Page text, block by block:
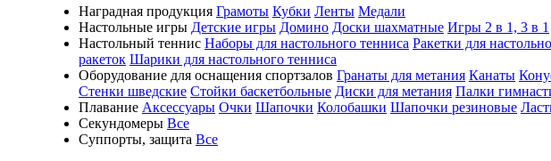
Наградная продукция Грамоты Кубки Ленты Медали
Настольные игры Детские игры Домино Доски шахматные Игры 2 в 1, 3 в 1
Настольный теннис Наборы для настольного тенниса Ракетки для
ракеток Шарики для настольного тенниса
Оборудование для оснащения спортзалов Гранаты для метания Канаты
Стенки шведские Стойки баскетбольные Диски для метания Палки
Плавание Аксессуары Очки Шапочки Колобашки Шапочки резиновые
Секундомеры Все
Суппорты, защита Все